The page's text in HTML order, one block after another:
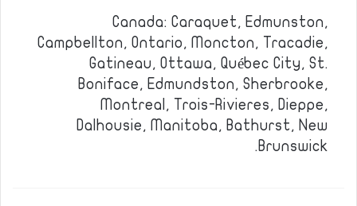
Canada: Caraquet, Edmunston,
Campbellton, Ontario, Moncton, Tracadie,
Gatineau, Ottawa, Québec City, St.
Boniface, Edmundston, Sherbrooke,
Montreal, Trois-Rivieres, Dieppe,
Dalhousie, Manitoba, Bathurst, New
Brunswick.